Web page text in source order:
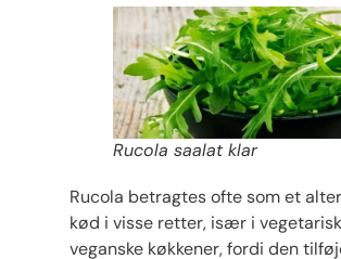
Rucola saalat klar
Rucola betragtes ofte som et
kød i visse retter, især i
veganske køkkener, fordi den